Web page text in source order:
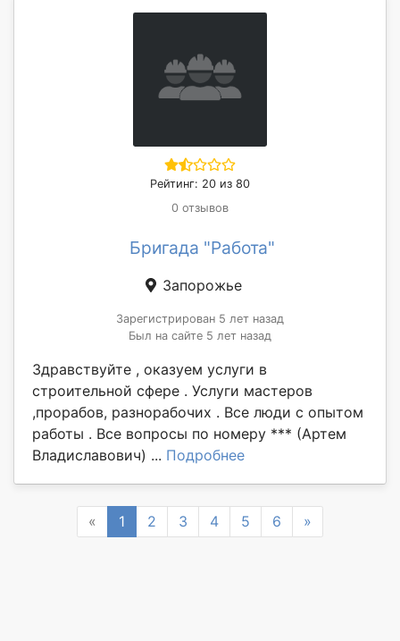
Рейтинг: 20 из 80
0 отзывов
Бригада "Работа"
Запорожье
Зарегистрирован 5 лет назад
Был на сайте 5 лет назад
Здравствуйте , оказуем услуги в
строительной сфере . Услуги мастеров
,прорабов, разнорабочих . Все люди с опытом
работы . Все вопросы по номеру *** (Артем
Владиславович) ... Подробнее
« Previous
1 2 3 4 5 6 »